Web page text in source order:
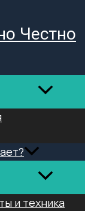
Честно
и техника